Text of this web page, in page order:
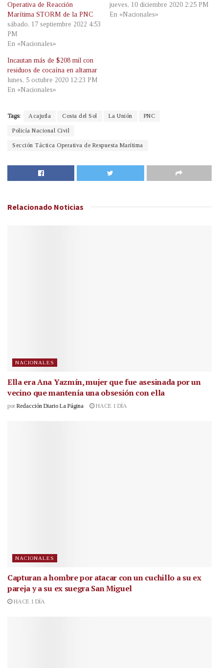
Operativa de Reacción
Marítima STORM de la PNC
sábado, 17 septiembre 2022 4:53
PM
En «Nacionales»
jueves, 10 diciembre 2020 2:25 PM
En «Nacionales»
Incautan más de $208 mil con
residuos de cocaína en altamar
lunes, 5 octubre 2020 12:23 PM
En «Nacionales»
Tags: Acajutla Costa del Sol La Unión PNC
Policía Nacional Civil
Sección Táctica Operativa de Respuesta Marítima
Relacionado Noticias
NACIONALES
Ella era Ana Yazmín, mujer que fue asesinada por un
vecino que mantenía una obsesión con ella
por Redacción Diario La Página HACE 1 DÍA
NACIONALES
Capturan a hombre por atacar con un cuchillo a su ex
pareja y a su ex suegra San Miguel
HACE 1 DÍA